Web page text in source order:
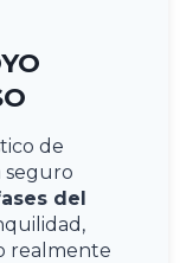
de
seguro
del
realmente